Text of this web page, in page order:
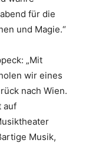
für die
und Magie.“
„Mit
wir eines
nach Wien.
auf
Musik,